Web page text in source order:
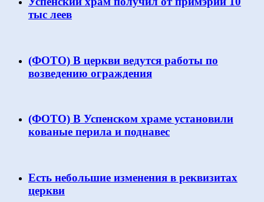
тыс леев
(ФОТО) В церкви ведутся работы по
возведению ограждения
(ФОТО) В Успенском храме установили
кованые перила и поднавес
Есть небольшие изменения в реквизитах
церкви